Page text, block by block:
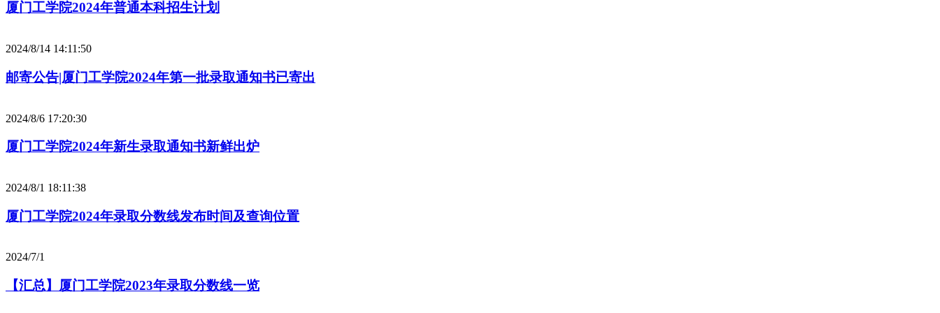
厦门工学院2024年普通本科招生计划
2024/8/14 14:11:50
邮寄公告|厦门工学院2024年第一批录取通知书已寄出
2024/8/6 17:20:30
厦门工学院2024年新生录取通知书新鲜出炉
2024/8/1 18:11:38
厦门工学院2024年录取分数线发布时间及查询位置
2024/7/1
【汇总】厦门工学院2023年录取分数线一览